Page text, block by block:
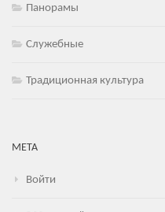
Панорамы
Служебные
Традиционная культура
МЕТА
Войти